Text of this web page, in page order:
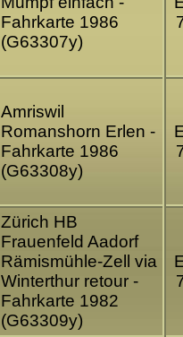
Fahrkarte 1986
(G63307y)
Amriswil
Romanshorn Erlen -
Fahrkarte 1986
(G63308y)
Zürich HB
Frauenfeld Aadorf
Rämismühle-Zell via
Winterthur retour -
Fahrkarte 1982
(G63309y)